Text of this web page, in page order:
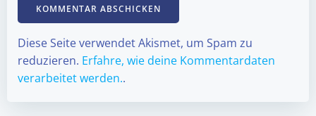
Diese Seite verwendet Akismet, um Spam zu
reduzieren. Erfahre, wie deine Kommentardaten
verarbeitet werden..